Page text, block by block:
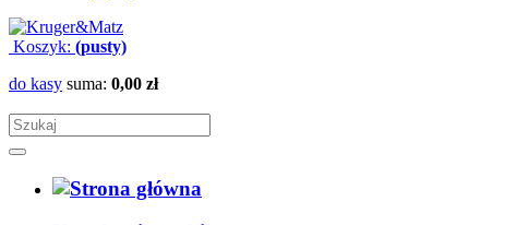
Koszyk: (pusty)
do kasy suma: 0,00 zł